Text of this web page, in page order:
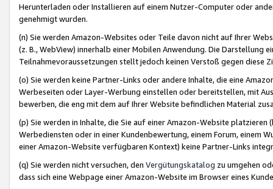
Herunterladen oder Installieren auf einem Nutzer-Computer oder
genehmigt wurden.
(n) Sie werden Amazon-Websites oder Teile davon nicht auf Ihrer
(z. B., WebView) innerhalb einer Mobilen Anwendung. Die Darstellung
Teilnahmevoraussetzungen stellt jedoch keinen Verstoß gegen diese
(o) Sie werden keine Partner-Links oder andere Inhalte, die eine
Werbeseiten oder Layer-Werbung einstellen oder bereitstellen, mit
bewerben, die eng mit dem auf Ihrer Website befindlichen Material
(p) Sie werden in Inhalte, die Sie auf einer Amazon-Website
Werbediensten oder in einer Kundenbewertung, einem Forum, einem
einer Amazon-Website verfügbaren Kontext) keine Partner-Links
(q) Sie werden nicht versuchen, den Vergütungskatalog zu umgehen
dass sich eine Webpage einer Amazon-Website im Browser eines